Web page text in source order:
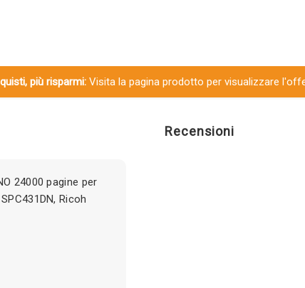
più risparmi:Visita la pagina prodotto per visualizzare
24000 pagine per
Ricoh
Recensioni